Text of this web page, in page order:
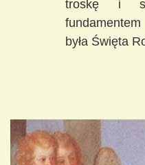
troskę i
była Święta